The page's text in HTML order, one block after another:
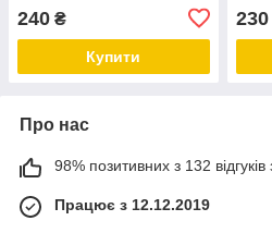
240 ₴
Купити
230
Про нас
98% позитивних з 132 відгуків
Працює з 12.12.2019